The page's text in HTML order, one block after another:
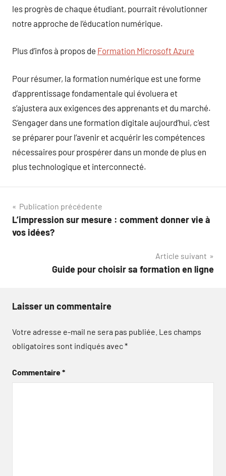
les progrès de chaque étudiant, pourrait révolutionner
notre approche de l’éducation numérique.
Plus d’infos à propos de Formation Microsoft Azure
Pour résumer, la formation numérique est une forme
d’apprentissage fondamentale qui évoluera et
s’ajustera aux exigences des apprenants et du marché.
S’engager dans une formation digitale aujourd’hui, c’est
se préparer pour l’avenir et acquérir les compétences
nécessaires pour prospérer dans un monde de plus en
plus technologique et interconnecté.
Navigation
de
Publication précédente
L’impression sur mesure : comment donner vie à
vos idées?
Article suivant
Guide pour choisir sa formation en ligne
Laisser un commentaire
Votre adresse e-mail ne sera pas publiée. Les champs
obligatoires sont indiqués avec*
Commentaire*